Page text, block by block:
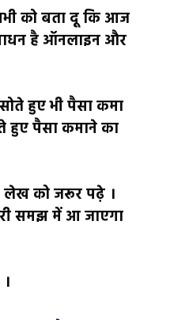
को बता दू कि आज
है ऑनलाइन और
हुए भी पैसा कमा
हुए पैसा कमाने का
लेख को जरूर पढ़े ।
समझ में आ जाएगा